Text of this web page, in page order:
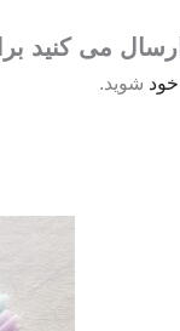
ارسال می
شوید.